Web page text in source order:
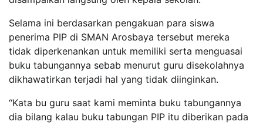
Selama ini berdasarkan pengakuan para siswa
penerima PIP di SMAN Arosbaya tersebut mereka
tidak diperkenankan untuk memiliki serta menguasai
buku tabungannya sebab menurut guru disekolahnya
dikhawatirkan terjadi hal yang tidak diinginkan.
“Kata bu guru saat kami meminta buku tabungannya
dia bilang kalau buku tabungan PIP itu diberikan pada